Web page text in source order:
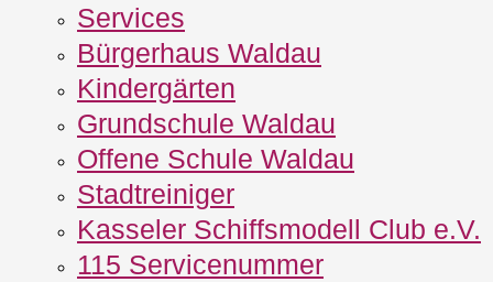
Services
Bürgerhaus Waldau
Kindergärten
Grundschule Waldau
Offene Schule Waldau
Stadtreiniger
Kasseler Schiffsmodell Club e.V.
115 Servicenummer